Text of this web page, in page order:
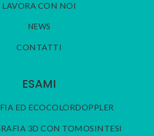
LAVORA CON NOI
NEWS
CONTATTI
ESAMI
ED ECOCOLORDOPPLER
3D CON TOMOSINTESI